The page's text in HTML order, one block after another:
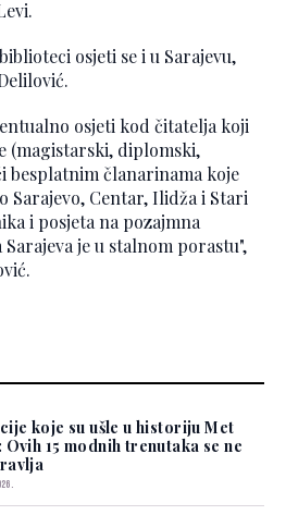
osjeti se i u Sarajevu,
osjeti kod čitatelja koji
(magistarski, diplomski,
besplatnim članarinama koje
Sarajevo, Centar, Ilidža i Stari
i posjeta na pozajmna
je u stalnom porastu",
koje su ušle u historiju Met
Ovih 15 modnih trenutaka se ne